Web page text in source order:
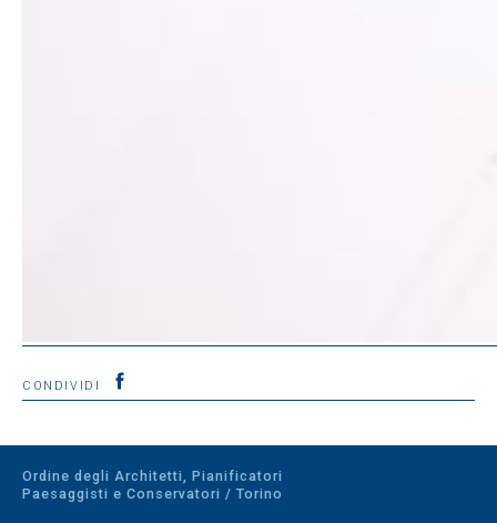
CONDIVIDI
Ordine degli Architetti, Pianificatori
Paesaggisti e Conservatori / Torino